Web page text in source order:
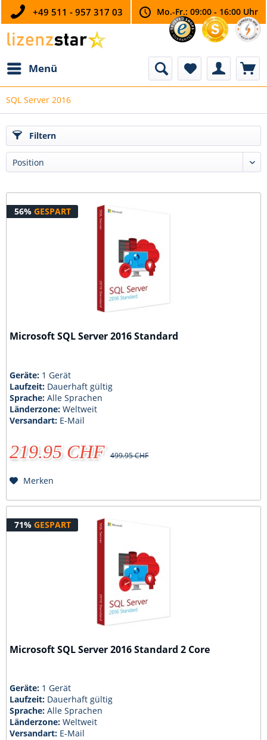
+49 511 - 957 317 03 Mo.-Fr.: 09:00 - 16:00 Uhr
Menü
SQL Server 2016
Filtern
56% GESPART
Microsoft SQL Server 2016 Standard
Geräte: 1 Gerät
Laufzeit: Dauerhaft gültig
Sprache:Alle Sprachen
Länderzone:Weltweit
Versandart: E-Mail
219.95 CHF 499.95 CHF
Merken
71% GESPART
Microsoft SQL Server 2016 Standard 2 Core
Geräte: 1 Gerät
Laufzeit: Dauerhaft gültig
Sprache:Alle Sprachen
Länderzone:Weltweit
Versandart: E-Mail